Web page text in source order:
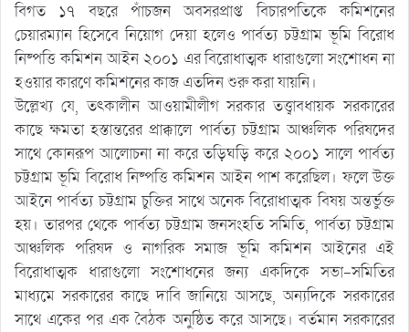
বিগত ১৭ বছরে পাঁচজন অবসরপ্রাপ্ত বিচারপতিকে কমিশনের
চেয়ারম্যান হিসেবে নিয়োগ দেয়া হলেও পার্বত্য চট্টগ্রাম ভূমি বিরোধ
নিষ্পত্তি কমিশন আইন ২০০১ এর বিরোধাত্মক ধারাগুলো সংশোধন না
হওয়ার কারণে কমিশনের কাজ এতদিন শুরু করা যায়নি।
উল্লেখ্য যে, তৎকালীন আওয়ামীলীগ সরকার তত্ত্বাবধায়ক সরকারের
কাছে ক্ষমতা হস্তান্তরের প্রাক্কালে পার্বত্য চট্টগ্রাম আঞ্চলিক পরিষদের
সাথে কোনরূপ আলোচনা না করে তড়িঘড়ি করে ২০০১ সালে পার্বত্য
চট্টগ্রাম ভূমি বিরোধ নিষ্পত্তি কমিশন আইন পাশ করেছিল। ফলে উক্ত
আইনে পার্বত্য চট্টগ্রাম চুক্তির সাথে অনেক বিরোধাত্মক বিষয় অন্তর্ভুক্ত
হয়। তারপর থেকে পার্বত্য চট্টগ্রাম জনসংহতি সমিতি, পার্বত্য চট্টগ্রাম
আঞ্চলিক পরিষদ ও নাগরিক সমাজ ভূমি কমিশন আইনের এই
বিরোধাত্মক ধারাগুলো সংশোধনের জন্য একদিকে সভা-সমিতির
মাধ্যমে সরকারের কাছে দাবি জানিয়ে আসছে, অন্যদিকে সরকারের
সাথে একের পর এক বৈঠক অনুষ্ঠিত করে আসছে। বর্তমান সরকারের